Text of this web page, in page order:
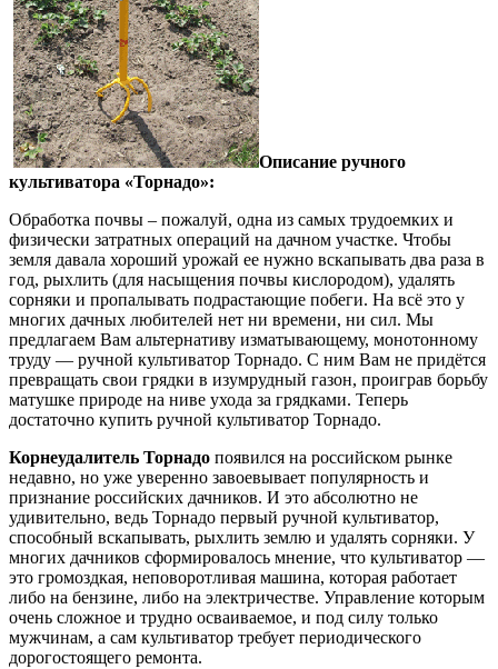
Описание ручного
культиватора «Торнадо»:
Обработка почвы – пожалуй, одна из самых трудоемких и
физически затратных операций на дачном участке. Чтобы
земля давала хороший урожай ее нужно вскапывать два раза в
год, рыхлить (для насыщения почвы кислородом), удалять
сорняки и пропалывать подрастающие побеги. На всё это у
многих дачных любителей нет ни времени, ни сил. Мы
предлагаем Вам альтернативу изматывающему, монотонному
труду — ручной культиватор Торнадо. С ним Вам не придётся
превращать свои грядки в изумрудный газон, проиграв борьбу
матушке природе на ниве ухода за грядками. Теперь
достаточно купить ручной культиватор Торнадо.
Корнеудалитель Торнадо появился на российском рынке
недавно, но уже уверенно завоевывает популярность и
признание российских дачников. И это абсолютно не
удивительно, ведь Торнадо первый ручной культиватор,
способный вскапывать, рыхлить землю и удалять сорняки. У
многих дачников сформировалось мнение, что культиватор —
это громоздкая, неповоротливая машина, которая работает
либо на бензине, либо на электричестве. Управление которым
очень сложное и трудно осваиваемое, и под силу только
мужчинам, а сам культиватор требует периодического
дорогостоящего ремонта.